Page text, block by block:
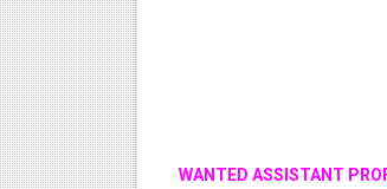
WANTED ASSISTANT